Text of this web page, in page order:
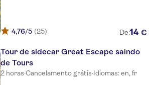
4,76/5 (25) De:14 €
Tour de sidecar Great Escape saindo
de Tours
2 horas·Cancelamento grátis·Idiomas: en, fr